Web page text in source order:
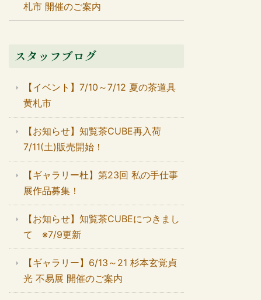
札市 開催のご案内
スタッフブログ
【イベント】7/10～7/12 夏の茶道具
黄札市
【お知らせ】知覧茶CUBE再入荷
7/11(土)販売開始！
【ギャラリー杜】第23回 私の手仕事
展作品募集！
【お知らせ】知覧茶CUBEにつきまし
て ※7/9更新
【ギャラリー】6/13～21 杉本玄覚貞
光 不易展 開催のご案内